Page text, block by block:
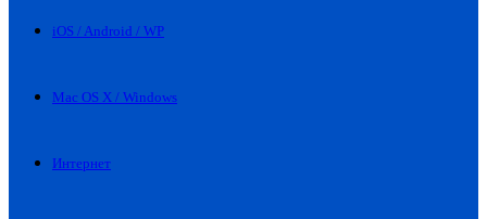
iOS / Android / WP
Mac OS X / Windows
Интернет